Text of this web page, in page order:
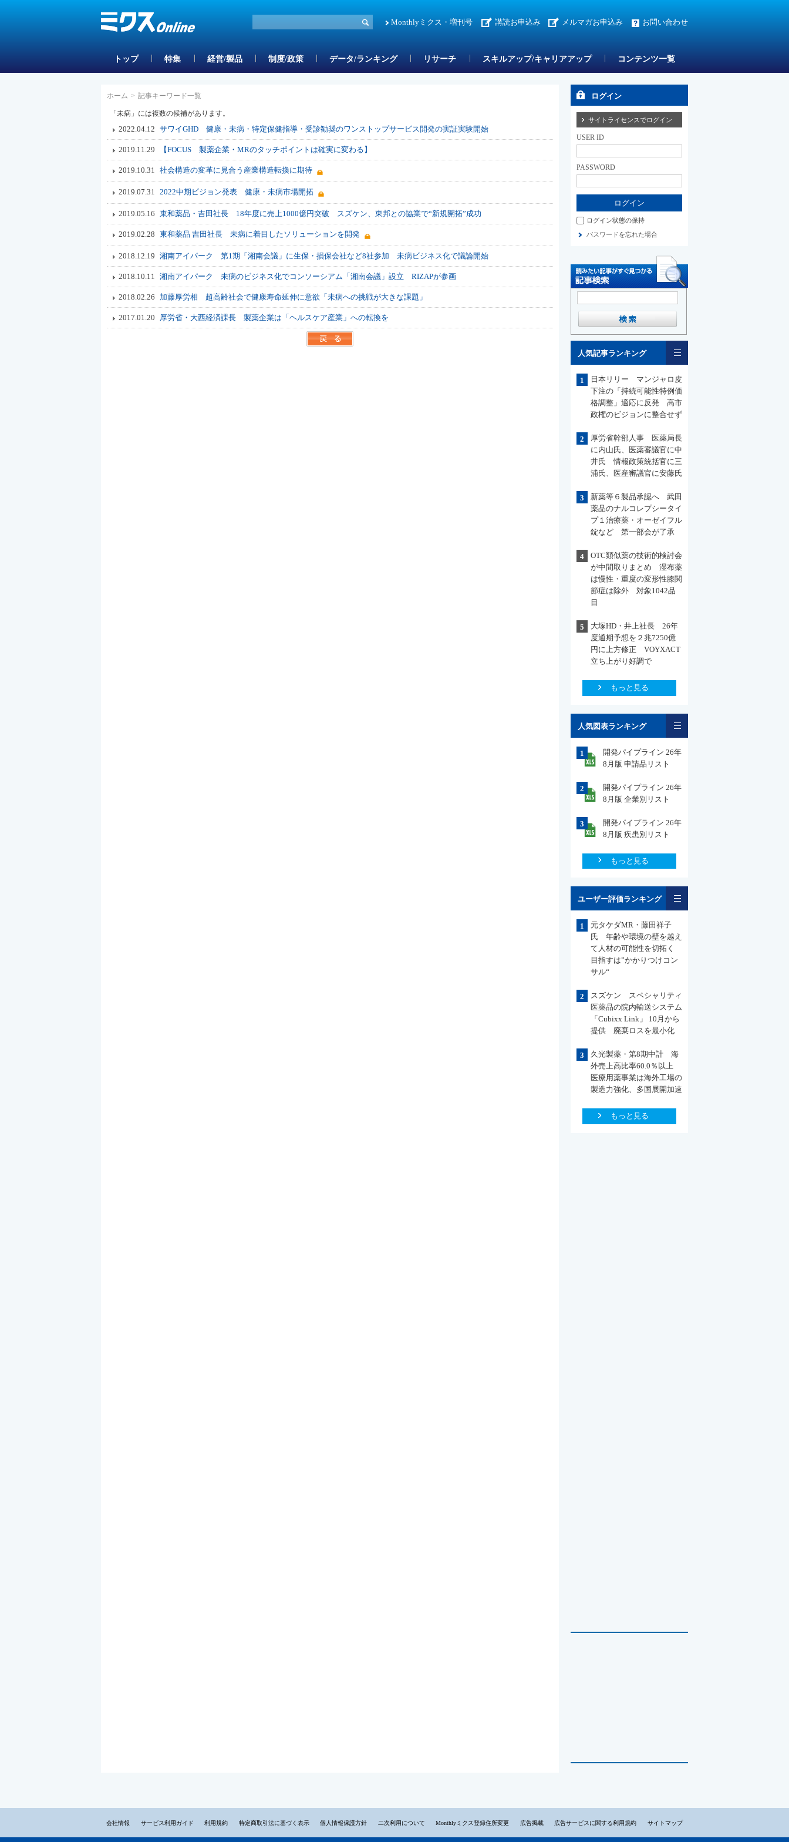
Monthlyミクス・増刊号 講読お申込み メルマガお申込み お問い合わせ
トップ 特集 経営/製品 制度/政策 データ/ランキング リサーチ スキルアップ/キャリアアップ コンテンツ一覧
ホーム > 記事キーワード一覧
「未病」には複数の候補があります。
2022.04.12 サワイGHD 健康・未病・特定保健指導・受診勧奨のワンストップサービス開発の実証実験開始
2019.11.29 【FOCUS 製薬企業・MRのタッチポイントは確実に変わる】
2019.10.31 社会構造の変革に見合う産業構造転換に期待
2019.07.31 2022中期ビジョン発表 健康・未病市場開拓
2019.05.16 東和薬品・吉田社長 18年度に売上1000億円突破 スズケン、東邦との協業で“新規開拓”成功
2019.02.28 東和薬品 吉田社長 未病に着目したソリューションを開発
2018.12.19 湘南アイパーク 第1期「湘南会議」に生保・損保会社など8社参加 未病ビジネス化で議論開始
2018.10.11 湘南アイパーク 未病のビジネス化でコンソーシアム「湘南会議」設立 RIZAPが参画
2018.02.26 加藤厚労相 超高齢社会で健康寿命延伸に意欲「未病への挑戦が大きな課題」
2017.01.20 厚労省・大西経済課長 製薬企業は「ヘルスケア産業」への転換を
ログイン
サイトライセンスでログイン
USER ID
PASSWORD
ログイン状態の保持
パスワードを忘れた場合
人気記事ランキング
1
日本リリー マンジャロ皮
下注の「持続可能性特例価
格調整」適応に反発 高市
政権のビジョンに整合せず
2
厚労省幹部人事 医薬局長
に内山氏、医薬審議官に中
井氏 情報政策統括官に三
浦氏、医産審議官に安藤氏
3
新薬等６製品承認へ 武田
薬品のナルコレプシータイ
プ１治療薬・オーゼイフル
錠など 第一部会が了承
4
OTC類似薬の技術的検討会
が中間取りまとめ 湿布薬
は慢性・重度の変形性膝関
節症は除外 対象1042品
目
5
大塚HD・井上社長 26年
度通期予想を２兆7250億
円に上方修正 VOYXACT
立ち上がり好調で
もっと見る
人気図表ランキング
1
開発パイプライン 26年
8月版 申請品リスト
2
開発パイプライン 26年
8月版 企業別リスト
3
開発パイプライン 26年
8月版 疾患別リスト
もっと見る
ユーザー評価ランキング
1
元タケダMR・藤田祥子
氏 年齢や環境の壁を越え
て人材の可能性を切拓く
目指すは”かかりつけコン
サル“
2
スズケン スペシャリティ
医薬品の院内輸送システム
「Cubixx Link」 10月から
提供 廃棄ロスを最小化
3
久光製薬・第8期中計 海
外売上高比率60.0％以上
医療用薬事業は海外工場の
製造力強化、多国展開加速
もっと見る
会社情報 サービス利用ガイド 利用規約 特定商取引法に基づく表示 個人情報保護方針 二次利用について Monthlyミクス登録住所変更 広告掲載 広告サービスに関する利用規約 サイトマップ